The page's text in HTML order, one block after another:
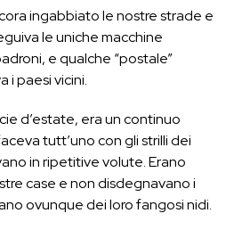
ingabbiato le nostre strade e
le uniche macchine
e qualche “postale”
i paesi vicini.
d’estate, era un continuo
tutt’uno con gli strilli dei
in ripetitive volute. Erano
case e non disdegnavano i
ovunque dei loro fangosi nidi.